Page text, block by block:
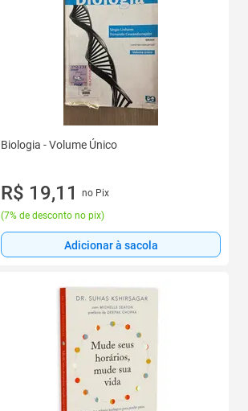
Biologia - Volume Único
R$ 19,11
no Pix
(7% de desconto no pix)
Adicionar à sacola